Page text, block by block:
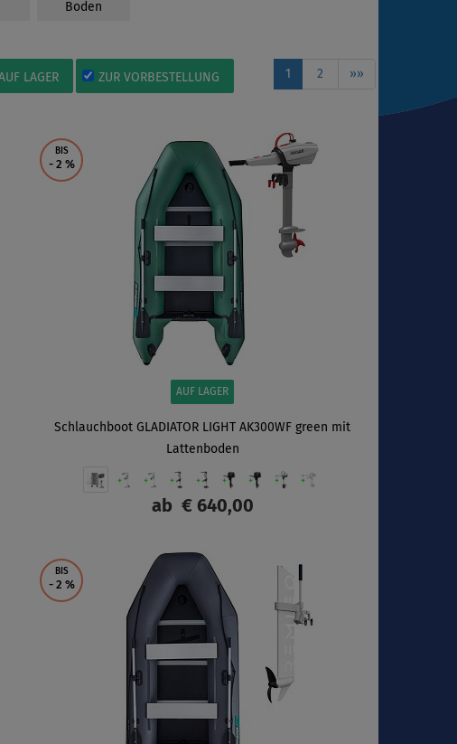
Boden
1 2 »»
LAGER ZUR VORBESTELLUNG
BIS
- 2 %
AUF LAGER
Schlauchboot GLADIATOR LIGHT AK300WF green mit
Lattenboden
ab € 640,00
ANZEIGEN
BIS
- 2 %